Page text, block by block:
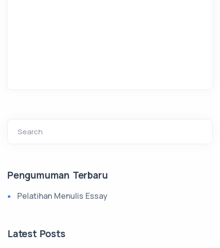
Search
Pengumuman Terbaru
Pelatihan Menulis Essay
Latest Posts